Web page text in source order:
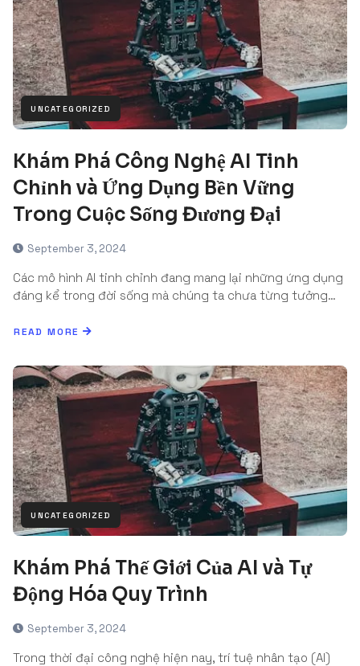
UNCATEGORIZED
Khám Phá Công Nghệ AI Tinh
Chỉnh và Ứng Dụng Bền Vững
Trong Cuộc Sống Đương Đại
September 3, 2024
Các mô hình AI tinh chỉnh đang mang lại những ứng dụng
đáng kể trong đời sống mà chúng ta chưa từng tưởng…
READ MORE
UNCATEGORIZED
Khám Phá Thế Giới Của AI và Tự
Động Hóa Quy Trình
September 3, 2024
Trong thời đại công nghệ hiện nay, trí tuệ nhân tạo (AI)